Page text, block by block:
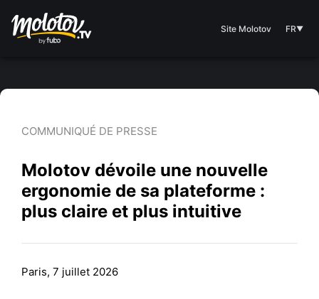
Site Molotov FR▼
COMMUNIQUÉ DE PRESSE
Molotov dévoile une nouvelle
ergonomie de sa plateforme :
plus claire et plus intuitive
Paris, 7 juillet 2026